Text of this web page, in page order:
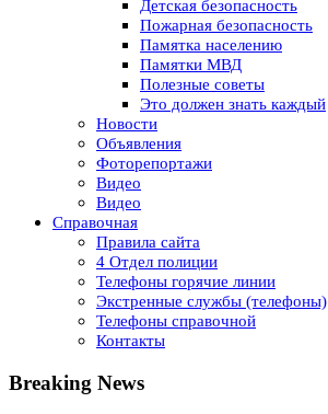
Детская безопасность
Пожарная безопасность
Памятка населению
Памятки МВД
Полезные советы
Это должен знать каждый
Новости
Объявления
Фоторепортажи
Видео
Видео
Справочная
Правила сайта
4 Отдел полиции
Телефоны горячие линии
Экстренные службы (телефоны)
Телефоны справочной
Контакты
Breaking News